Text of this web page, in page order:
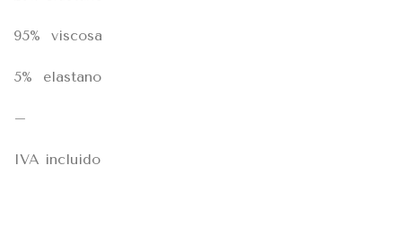
95% viscosa
5% elastano
–
IVA incluido